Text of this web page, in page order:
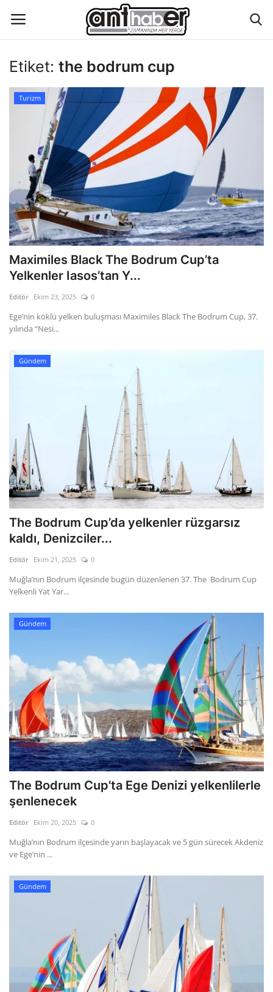
Aktüel Magazin
Hakkımızda
İletişim
Asayiş
Çevre
Gizlilik Politikası
Reklam ve İşbirliği
Bodrum Trafik Yoğunluk Haritası
Siyaset
Bodrum Nöbetçi Eczaneler
Köşe Yazarları
Spor
Kültür Sanat Tarih
Sağlık
Ekonomi
Dünya
Etiket: the bodrum cup
Turizm
Maximiles Black The Bodrum Cup’ta
Yelkenler Iasos’tan Y...
Editör Ekim 23, 2025 0
Ege’nin köklü yelken buluşması Maximiles Black The Bodrum Cup, 37.
yılında “Nesi...
Gündem
The Bodrum Cup’da yelkenler rüzgarsız
kaldı, Denizciler...
Editör Ekim 21, 2025 0
Muğla’nın Bodrum ilçesinde bugün düzenlenen 37. The Bodrum Cup
Yelkenli Yat Yar...
Gündem
The Bodrum Cup'ta Ege Denizi yelkenlilerle
şenlenecek
Editör Ekim 20, 2025 0
Muğla’nın Bodrum ilçesinde yarın başlayacak ve 5 gün sürecek Akdeniz
ve Ege’nin ...
Gündem